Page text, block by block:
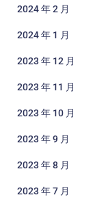
2024 年 2 月
2024 年 1 月
2023 年 12 月
2023 年 11 月
2023 年 10 月
2023 年 9 月
2023 年 8 月
2023 年 7 月